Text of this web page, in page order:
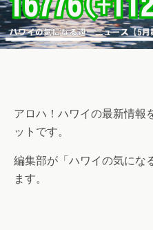
アロハ！ ハワイの最新情報
ットです。
編集部が「ハワイの気にな
ます。